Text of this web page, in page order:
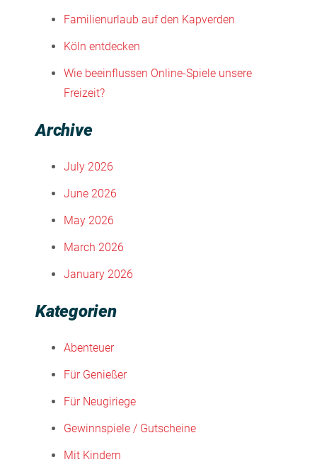
Familienurlaub auf den Kapverden
Köln entdecken
Wie beeinflussen Online-Spiele unsere
Freizeit?
Archive
July 2026
June 2026
May 2026
March 2026
January 2026
Kategorien
Abenteuer
Für Genießer
Für Neugiriege
Gewinnspiele / Gutscheine
Mit Kindern